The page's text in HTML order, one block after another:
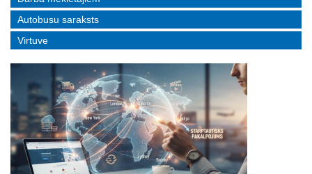
Autobusu saraksts
Virtuve